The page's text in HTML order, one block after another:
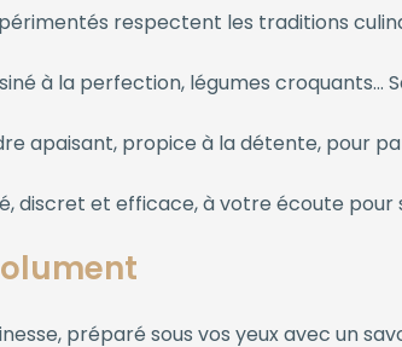
respectent les traditions
à la perfection, légumes croquants…
apaisant, propice à la détente, pour
discret et efficace, à votre écoute
préparé sous vos yeux avec un